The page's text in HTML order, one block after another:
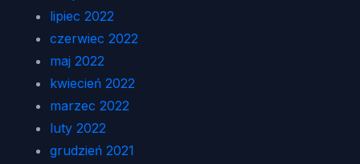
lipiec 2022
czerwiec 2022
maj 2022
kwiecień 2022
marzec 2022
luty 2022
grudzień 2021